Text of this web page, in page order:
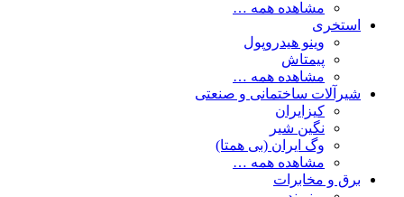
مشاهده همه …
استخری
وینو هیدروپول
پیمتاش
مشاهده همه …
شیرآلات ساختمانی و صنعتی
کیزایران
نگین شیر
وگ ایران (بی همتا)
مشاهده همه …
برق و مخابرات